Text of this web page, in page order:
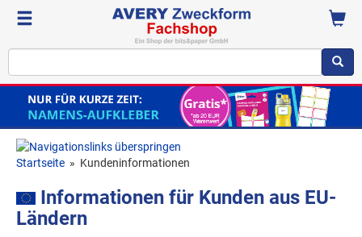
Startseite » Kundeninformationen
Informationen für Kunden aus EU-
Ländern